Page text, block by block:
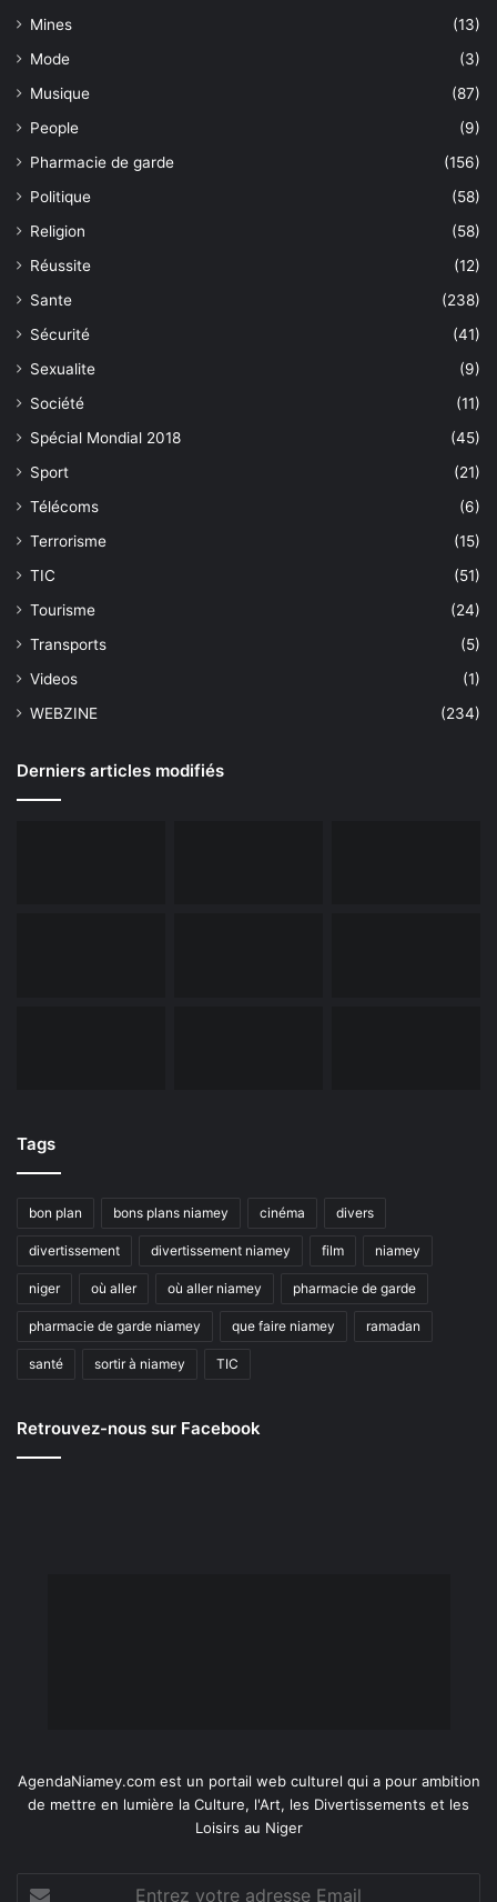
Mines
(13)
Mode
(3)
Musique
(87)
People
(9)
Pharmacie de garde
(156)
Politique
(58)
Religion
(58)
Réussite
(12)
Sante
(238)
Sécurité
(41)
Sexualite
(9)
Société
(11)
Spécial Mondial 2018
(45)
Sport
(21)
Télécoms
(6)
Terrorisme
(15)
TIC
(51)
Tourisme
(24)
Transports
(5)
Videos
(1)
WEBZINE
(234)
Derniers articles modifiés
Tags
bon plan bons plans niamey cinéma divers
divertissement divertissement niamey film niamey
niger où aller où aller niamey pharmacie de garde
pharmacie de garde niamey que faire niamey ramadan
santé sortir à niamey TIC
Retrouvez-nous sur Facebook
AgendaNiamey.com est un portail web culturel qui a pour ambition
de mettre en lumière la Culture, l'Art, les Divertissements et les
Loisirs au Niger
Entrez